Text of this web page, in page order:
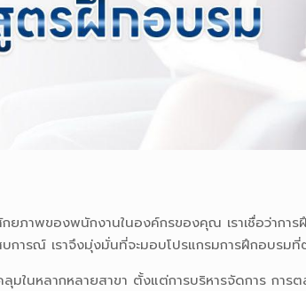
ภาพของพนักงานในองค์กรของคุณ เราเชื่อว่ากา
บการณ์ เราจึงมุ่งมั่นที่จะมอบโปรแกรมการฝึกอบร
ลุมในหลากหลายสาขา ตั้งแต่การบริหารจัดการ ก